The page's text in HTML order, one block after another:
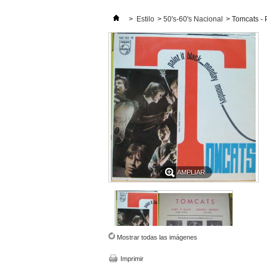
> Estilo > 50's-60's Nacional > Tomcats -
AMPLIAR
Mostrar todas las imágenes
Imprimir